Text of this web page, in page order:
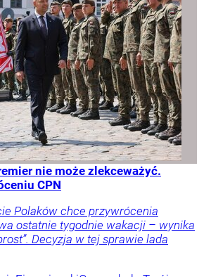
nie może zlekceważyć.
CPN
Polaków chce przywrócenia
ostatnie tygodnie wakacji – wynika
Decyzja w tej sprawie lada